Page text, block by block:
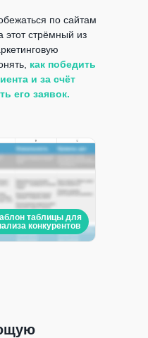
по сайтам
этот стрёмный из
как победить
и за счёт
его заявок.
таблицы для
конкурентов